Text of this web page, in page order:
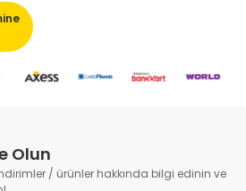
Olun
/ ürünler hakkında bilgi edinin ve